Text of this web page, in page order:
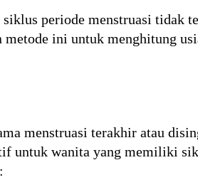
periode menstruasi tidak
ini untuk menghitung
menstruasi terakhir atau
untuk wanita yang memiliki